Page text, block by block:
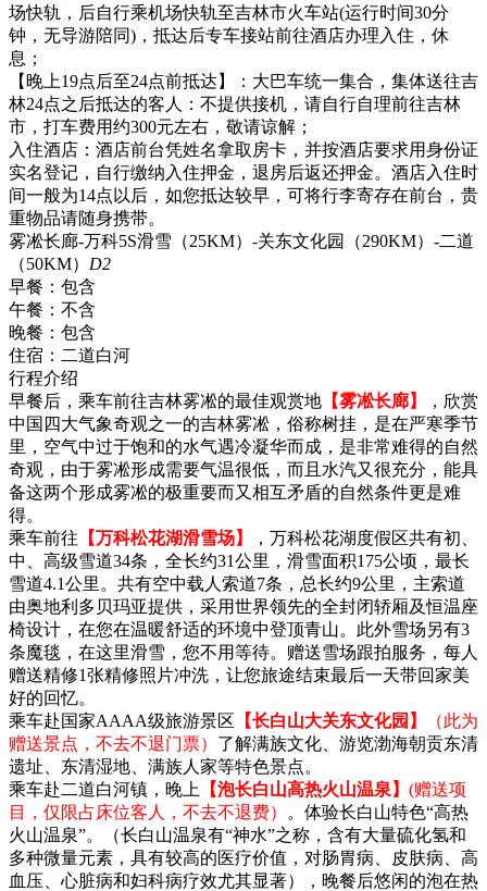
场快轨，后自行乘机场快轨至吉林市火车站(运行时间30分
钟，无导游陪同)，抵达后专车接站前往酒店办理入住，休
息；
【晚上19点后至24点前抵达】：大巴车统一集合，集体送往吉
林24点之后抵达的客人：不提供接机，请自行自理前往吉林
市，打车费用约300元左右，敬请谅解；
入住酒店：酒店前台凭姓名拿取房卡，并按酒店要求用身份证
实名登记，自行缴纳入住押金，退房后返还押金。酒店入住时
间一般为14点以后，如您抵达较早，可将行李寄存在前台，贵
重物品请随身携带。
雾凇长廊-万科5S滑雪（25KM）-关东文化园（290KM）-二道
（50KM） D2
早餐： 包含
午餐： 不含
晚餐： 包含
住宿： 二道白河
行程介绍
早餐后，乘车前往吉林雾凇的最佳观赏地 【雾凇长廊】
，欣赏
中国四大气象奇观之一的吉林雾凇，俗称树挂，是在严寒季节
里，空气中过于饱和的水气遇冷凝华而成，是非常难得的自然
奇观，由于雾凇形成需要气温很低，而且水汽又很充分，能具
备这两个形成雾凇的极重要而又相互矛盾的自然条件更是难
得。
乘车前往 【万科松花湖滑雪场】
，万科松花湖度假区共有初、
中、高级雪道34条，全长约31公里，滑雪面积175公顷，最长
雪道4.1公里。共有空中载人索道7条，总长约9公里，主索道
由奥地利多贝玛亚提供，采用世界领先的全封闭轿厢及恒温座
椅设计，在您在温暖舒适的环境中登顶青山。此外雪场另有3
条魔毯，在这里滑雪，您不用等待。赠送雪场跟拍服务，每人
赠送精修1张精修照片冲洗，让您旅途结束最后一天带回家美
好的回忆。
乘车赴国家AAAA级旅游景区 【长白山大关东文化园】
（此为
赠送景点，不去不退门票） 了解满族文化、游览渤海朝贡东清
遗址、东清湿地、满族人家等特色景点。
乘车赴二道白河镇，晚上
【泡长白山高热火山温泉】 (赠送项
目，仅限占床位客人，不去不退费）
。体验长白山特色“高热
火山温泉”。（长白山温泉有“神水”之称，含有大量硫化氢和
多种微量元素，具有较高的医疗价值，对肠胃病、皮肤病、高
血压、心脏病和妇科病疗效尤其显著），晚餐后悠闲的泡在热